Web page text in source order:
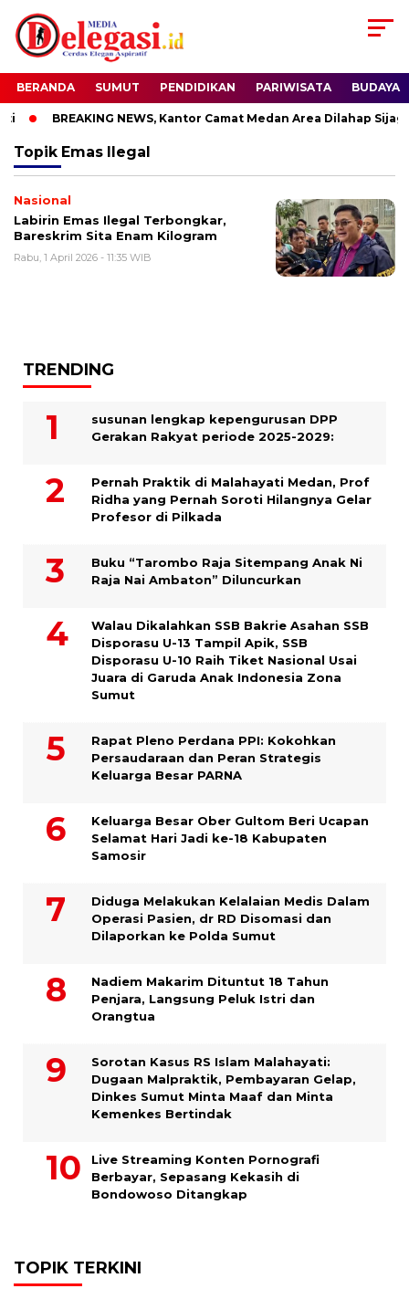
BERANDA SUMUT PENDIDIKAN PARIWISATA BUDAYA
BREAKING NEWS, Kantor Camat Medan Area Dilahap Sijago
Topik Emas Ilegal
Nasional
Labirin Emas Ilegal Terbongkar,
Bareskrim Sita Enam Kilogram
Rabu, 1 April 2026 - 11:35 WIB
TRENDING
susunan lengkap kepengurusan DPP
Gerakan Rakyat periode 2025-2029:
Pernah Praktik di Malahayati Medan, Prof
Ridha yang Pernah Soroti Hilangnya Gelar
Profesor di Pilkada
Buku “Tarombo Raja Sitempang Anak Ni
Raja Nai Ambaton” Diluncurkan
Walau Dikalahkan SSB Bakrie Asahan SSB
Disporasu U-13 Tampil Apik, SSB
Disporasu U-10 Raih Tiket Nasional Usai
Juara di Garuda Anak Indonesia Zona
Sumut
Rapat Pleno Perdana PPI: Kokohkan
Persaudaraan dan Peran Strategis
Keluarga Besar PARNA
Keluarga Besar Ober Gultom Beri Ucapan
Selamat Hari Jadi ke-18 Kabupaten
Samosir
Diduga Melakukan Kelalaian Medis Dalam
Operasi Pasien, dr RD Disomasi dan
Dilaporkan ke Polda Sumut
​Nadiem Makarim Dituntut 18 Tahun
Penjara, Langsung Peluk Istri dan
Orangtua
Sorotan Kasus RS Islam Malahayati:
Dugaan Malpraktik, Pembayaran Gelap,
Dinkes Sumut Minta Maaf dan Minta
Kemenkes Bertindak
Live Streaming Konten Pornografi
Berbayar, Sepasang Kekasih di
Bondowoso Ditangkap
TOPIK TERKINI